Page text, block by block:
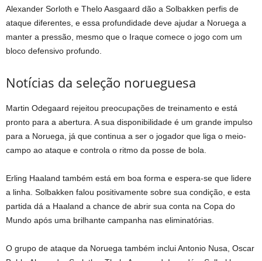
Alexander Sorloth e Thelo Aasgaard dão a Solbakken perfis de
ataque diferentes, e essa profundidade deve ajudar a Noruega a
manter a pressão, mesmo que o Iraque comece o jogo com um
bloco defensivo profundo.
Notícias da seleção norueguesa
Martin Odegaard rejeitou preocupações de treinamento e está
pronto para a abertura. A sua disponibilidade é um grande impulso
para a Noruega, já que continua a ser o jogador que liga o meio-
campo ao ataque e controla o ritmo da posse de bola.
Erling Haaland também está em boa forma e espera-se que lidere
a linha. Solbakken falou positivamente sobre sua condição, e esta
partida dá a Haaland a chance de abrir sua conta na Copa do
Mundo após uma brilhante campanha nas eliminatórias.
O grupo de ataque da Noruega também inclui Antonio Nusa, Oscar